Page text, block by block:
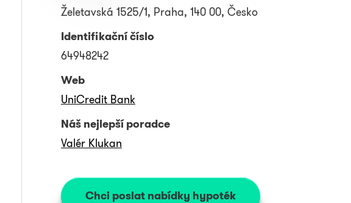
Želetavská 1525/1, Praha, 140 00, Česko
Identifikační číslo
64948242
Web
UniCredit Bank
Náš nejlepší poradce
Valér Klukan
Chci poslat nabídky hypoték